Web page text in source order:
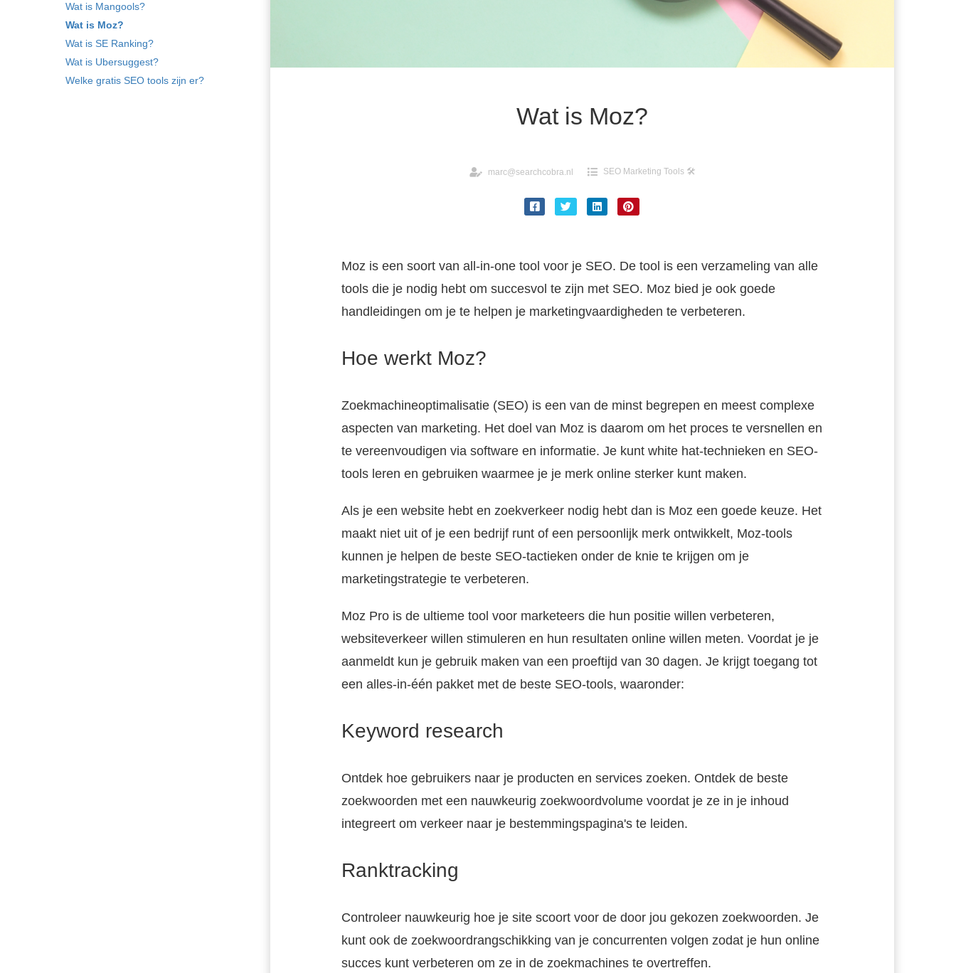
Wat is Mangools?
Wat is Moz?
Wat is SE Ranking?
Wat is Ubersuggest?
Welke gratis SEO tools zijn er?
Wat is Moz?
marc@searchcobra.nl SEO Marketing Tools 🛠
Moz is een soort van all-in-one tool voor je SEO. De tool is een verzameling van alle
tools die je nodig hebt om succesvol te zijn met SEO. Moz bied je ook goede
handleidingen om je te helpen je marketingvaardigheden te verbeteren.
Hoe werkt Moz?
Zoekmachineoptimalisatie (SEO) is een van de minst begrepen en meest complexe
aspecten van marketing. Het doel van Moz is daarom om het proces te versnellen en
te vereenvoudigen via software en informatie. Je kunt white hat-technieken en SEO-
tools leren en gebruiken waarmee je je merk online sterker kunt maken.
Als je een website hebt en zoekverkeer nodig hebt dan is Moz een goede keuze. Het
maakt niet uit of je een bedrijf runt of een persoonlijk merk ontwikkelt, Moz-tools
kunnen je helpen de beste SEO-tactieken onder de knie te krijgen om je
marketingstrategie te verbeteren.
Moz Pro is de ultieme tool voor marketeers die hun positie willen verbeteren,
websiteverkeer willen stimuleren en hun resultaten online willen meten. Voordat je je
aanmeldt kun je gebruik maken van een proeftijd van 30 dagen. Je krijgt toegang tot
een alles-in-één pakket met de beste SEO-tools, waaronder:
Keyword research
Ontdek hoe gebruikers naar je producten en services zoeken. Ontdek de beste
zoekwoorden met een nauwkeurig zoekwoordvolume voordat je ze in je inhoud
integreert om verkeer naar je bestemmingspagina's te leiden.
Ranktracking
Controleer nauwkeurig hoe je site scoort voor de door jou gekozen zoekwoorden. Je
kunt ook de zoekwoordrangschikking van je concurrenten volgen zodat je hun online
succes kunt verbeteren om ze in de zoekmachines te overtreffen.